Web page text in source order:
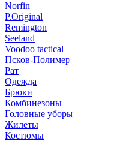
Norfin
P.Original
Remington
Seeland
Voodoo tactical
Псков-Полимер
Рат
Одежда
Брюки
Комбинезоны
Головные уборы
Жилеты
Костюмы